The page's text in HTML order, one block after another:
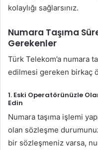
kolaylığı sağlarsınız.
Numara Taşıma
Gerekenler
Türk Telekom’a numara
edilmesi gereken birkaç
1. Eski Operatörünüzle
Edin
Numara taşıma işlemi
olan sözleşme
bir sözleşmeniz varsa,